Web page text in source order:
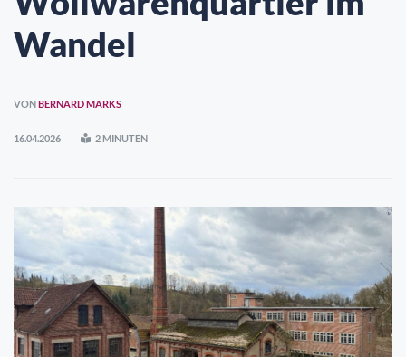
Wandel
VONBERNARD MARKS
16.04.2026 2 MINUTEN